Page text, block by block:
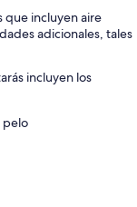
que incluyen aire
adicionales, tales
incluyen los
pelo